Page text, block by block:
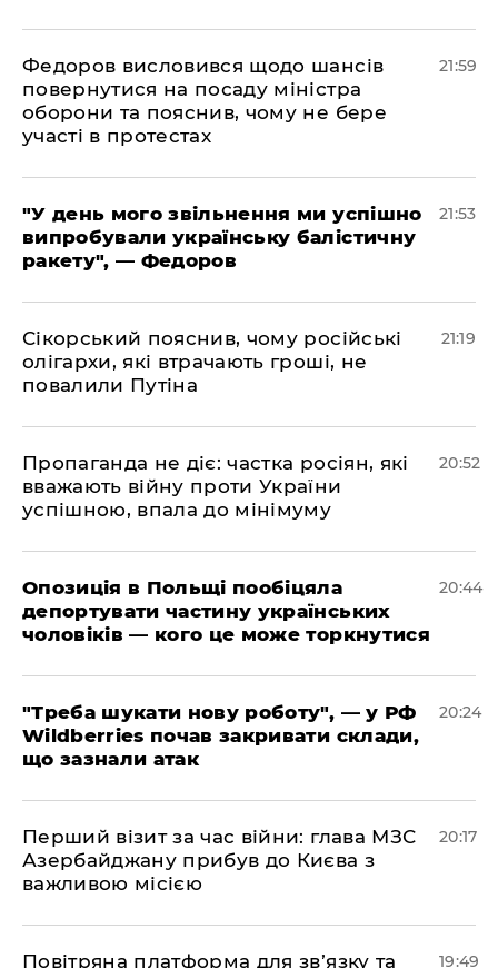
​Федоров висловився щодо шансів
повернутися на посаду міністра
оборони та пояснив, чому не бере
участі в протестах
21:59
​"У день мого звільнення ми успішно
випробували українську балістичну
ракету", — Федоров
21:53
​Сікорський пояснив, чому російські
олігархи, які втрачають гроші, не
повалили Путіна
21:19
​Пропаганда не діє: частка росіян, які
вважають війну проти України
успішною, впала до мінімуму
20:52
​Опозиція в Польщі пообіцяла
депортувати частину українських
чоловіків — кого це може торкнутися
20:44
​"Треба шукати нову роботу", — у РФ
Wildberries почав закривати склади,
що зазнали атак
20:24
​Перший візит за час війни: глава МЗС
Азербайджану прибув до Києва з
важливою місією
20:17
​Повітряна платформа для зв’язку та
19:49